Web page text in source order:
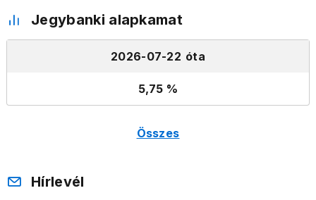
Jegybanki alapkamat
2026-07-22
5,75
Összes
Hírlevél